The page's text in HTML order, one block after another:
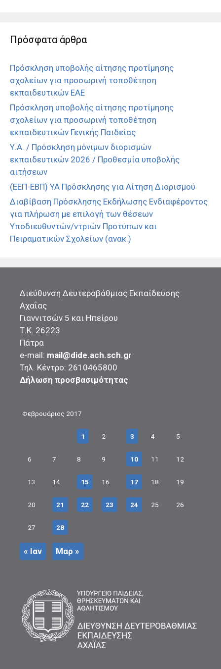
Πρόσφατα άρθρα
Πρόσκληση υποβολής αίτησης προτίμησης
σχολείων για προσωρινή τοποθέτηση
εκπαιδευτικών ΕΑΕ
Πρόσκληση υποβολής αίτησης προτίμησης
σχολείων για προσωρινή τοποθέτηση
εκπαιδευτικών Γενικής Παιδείας
Υ.Α. / Πρόσκληση μόνιμων διορισμών
εκπαιδευτικών 2026 / Προθεσμία υποβολής
αιτήσεων
(ΕΕΠ-ΕΒΠ) ΥΑ Πρόσκλησης για Αίτηση Διορισμού
Διαβίβαση Πρόσκλησης Εκδήλωσης Ενδιαφέροντος
για πλήρωση με επιλογή των θέσεων
Υποδιευθυντών/ντριών Προτύπων και
Πειραματικών Σχολείων (ανακ.)
Διεύθυνση Δευτεροβάθμιας Εκπαίδευσης
Αχαΐας
Γιαννιτσών 5 και Ηπείρου
Τ.Κ. 26223
Πάτρα
e-mail: mail@dide.ach.sch.gr
Τηλ. Κέντρο: 2610465800
Δήλωση προσβασιμότητας
Φεβρουάριος 2017
1 2 3 4 5
6 7 8 9 10 11 12
13 14 15 16 17 18 19
20 21 22 23 24 25 26
27 28
« Ιαν Μαρ »